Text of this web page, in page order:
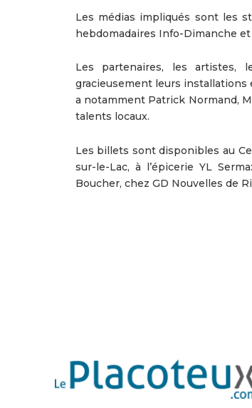
Les médias impliqués sont les
hebdomadaires Info-Dimanche
Les partenaires, les artistes,
gracieusement leurs
a notamment Patrick Normand,
talents locaux.
Les billets sont disponibles au
sur-le-Lac, à l’épicerie YL
Boucher, chez GD Nouvelles de